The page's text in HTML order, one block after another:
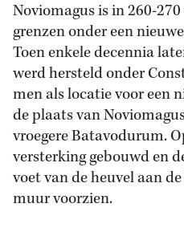
Noviomagus is in 260-
grenzen onder een
Toen enkele decennia
werd hersteld onder
men als locatie voor een
de plaats van
vroegere Batavodurum.
versterking gebouwd en
voet van de heuvel aan
muur voorzien.